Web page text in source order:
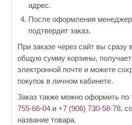
адрес.
После оформления менеджер
подтвердит заказ.
При заказе через сайт вы сразу
общую сумму корзины,
электронной почте и можете
покупок в личном кабинете.
Заказ также можно оформить
755-66-04 и +7 (906) 730-58-78,
название товара.